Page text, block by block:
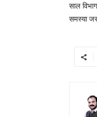
साल
समस्या